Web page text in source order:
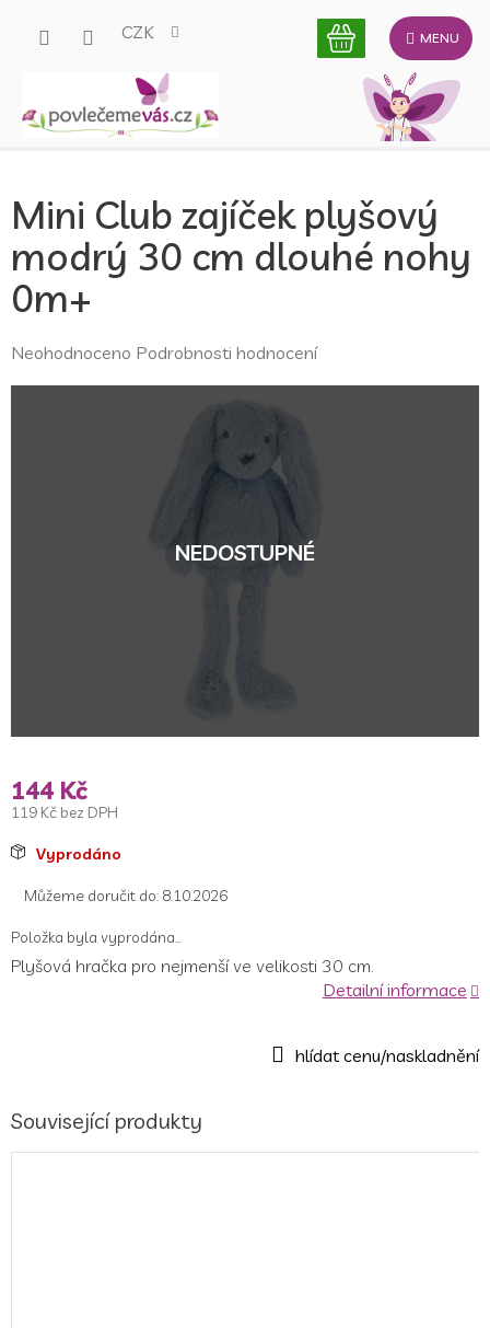
CZK
Mini Club zajíček plyšový
modrý 30 cm dlouhé nohy
0m+
Průměrné
Neohodnoceno Podrobnosti hodnocení
NEDOSTUPNÉ
144 Kč
119 Kč bez DPH
Měrná
cena:
Vyprodáno
Můžeme doručit do: 8.10.2026
Položka byla vyprodána…
Plyšová hračka pro nejmenší ve velikosti 30 cm.
Detailní informace
Související produkty